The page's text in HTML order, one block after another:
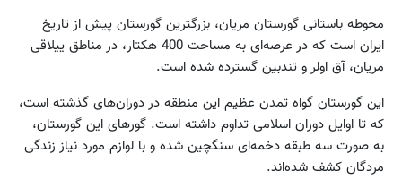
محوطه باستانی گورستان مریان، بزرگترین گورستان پیش از تاریخ
ایران است که در عرصه‌‏ای به مساحت 400 هکتار، در مناطق ییلاقی
مریان، آق اولر و تندبین گسترده شده است.
این گورستان گواه تمدن عظیم این منطقه در دوران‏‌های گذشته است،
که تا اوایل دوران اسلامی تداوم داشته است. گورهای این گورستان،
به صورت سه طبقه دخمه‌‏ای سنگچین شده و با لوازم مورد نیاز زندگی
مردگان کشف شده‌‏اند.